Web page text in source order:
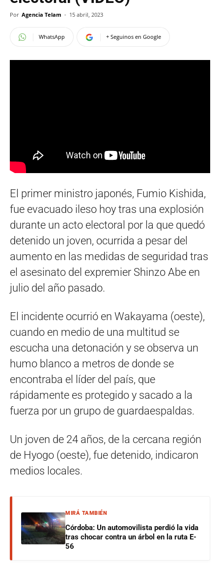
Por Agencia Telam - 15 abril, 2023
WhatsApp + Seguinos en Google
El primer ministro japonés, Fumio Kishida,
fue evacuado ileso hoy tras una explosión
durante un acto electoral por la que quedó
detenido un joven, ocurrida a pesar del
aumento en las medidas de seguridad tras
el asesinato del expremier Shinzo Abe en
julio del año pasado.
El incidente ocurrió en Wakayama (oeste),
cuando en medio de una multitud se
escucha una detonación y se observa un
humo blanco a metros de donde se
encontraba el líder del país, que
rápidamente es protegido y sacado a la
fuerza por un grupo de guardaespaldas.
Un joven de 24 años, de la cercana región
de Hyogo (oeste), fue detenido, indicaron
medios locales.
MIRÁ TAMBIÉN
Córdoba: Un automovilista perdió la vida
tras chocar contra un árbol en la ruta E-
56